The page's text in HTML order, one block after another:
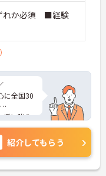
れか必須 ■経験
に全国30
援に強み
切にして
を支える
したケア
紹介してもらう